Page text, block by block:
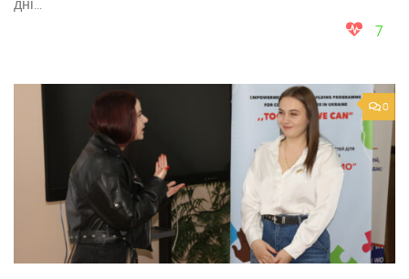
дні...
7
0